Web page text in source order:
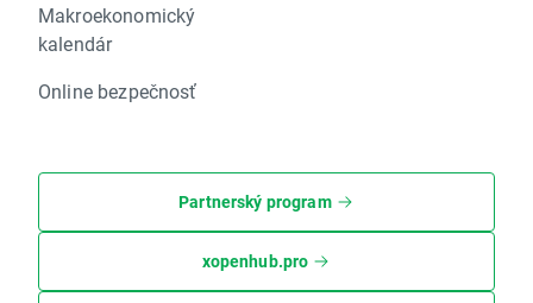
Makroekonomický
kalendár
Online bezpečnosť
Partnerský program
xopenhub.pro